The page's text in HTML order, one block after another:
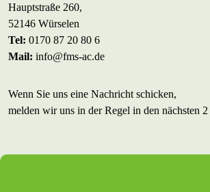
Hauptstraße 260,
52146 Würselen
Tel: 0170 87 20 80 6
Mail: info@fms-ac.de
Wenn Sie uns eine Nachricht schicken,
melden wir uns in der Regel in den nächsten 2